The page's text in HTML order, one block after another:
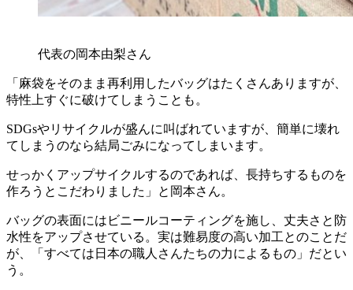
代表の岡本由梨さん
「麻袋をそのまま再利用したバッグはたくさんありますが、
特性上すぐに破けてしまうことも。
SDGsやリサイクルが盛んに叫ばれていますが、簡単に壊れ
てしまうのなら結局ごみになってしまいます。
せっかくアップサイクルするのであれば、長持ちするものを
作ろうとこだわりました」と岡本さん。
バッグの表面にはビニールコーティングを施し、丈夫さと防
水性をアップさせている。実は難易度の高い加工とのことだ
が、「すべては日本の職人さんたちの力によるもの」だとい
う。